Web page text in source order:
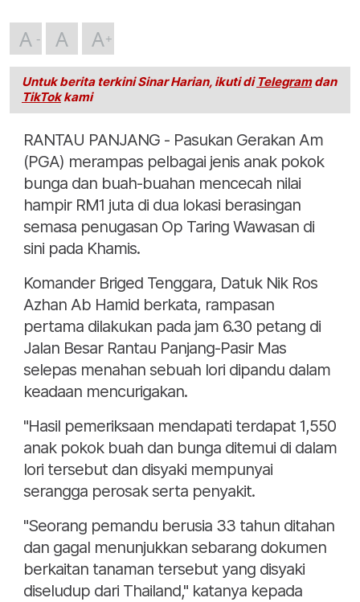
A A A
Untuk berita terkini Sinar Harian, ikuti di Telegramdan
TikTokkami
RANTAU PANJANG - Pasukan Gerakan Am
(PGA) merampas pelbagai jenis anak pokok
bunga dan buah-buahan mencecah nilai
hampir RM1 juta di dua lokasi berasingan
semasa penugasan Op Taring Wawasan di
sini pada Khamis.
Komander Briged Tenggara, Datuk Nik Ros
Azhan Ab Hamid berkata, rampasan
pertama dilakukan pada jam 6.30 petang di
Jalan Besar Rantau Panjang-Pasir Mas
selepas menahan sebuah lori dipandu dalam
keadaan mencurigakan.
"Hasil pemeriksaan mendapati terdapat 1,550
anak pokok buah dan bunga ditemui di dalam
lori tersebut dan disyaki mempunyai
serangga perosak serta penyakit.
"Seorang pemandu berusia 33 tahun ditahan
dan gagal menunjukkan sebarang dokumen
berkaitan tanaman tersebut yang disyaki
diseludup dari Thailand," katanya kepada